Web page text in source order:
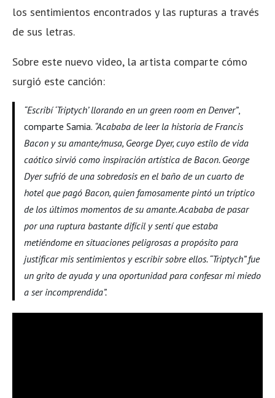
los sentimientos encontrados y las rupturas a través
de sus letras.
Sobre este nuevo video, la artista comparte cómo
surgió este canción:
“Escribí ‘Triptych’ llorando en un green room en Denver”,
comparte Samia. “Acababa de leer la historia de Francis
Bacon y su amante/musa, George Dyer, cuyo estilo de vida
caótico sirvió como inspiración artística de Bacon. George
Dyer sufrió de una sobredosis en el baño de un cuarto de
hotel que pagó Bacon, quien famosamente pintó un tríptico
de los últimos momentos de su amante. Acababa de pasar
por una ruptura bastante difícil y sentí que estaba
metiéndome en situaciones peligrosas a propósito para
justificar mis sentimientos y escribir sobre ellos. “Triptych” fue
un grito de ayuda y una oportunidad para confesar mi miedo
a ser incomprendida”.